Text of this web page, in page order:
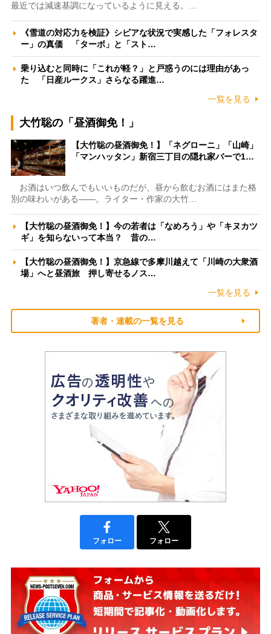
最近では減速基調になっているように見える。…
《雪道の対応力を検証》シビアな状況で実感した「フォレスタ
ー」の真価 「ターボ」と「スト…
乗り込むと同時に「これが軽？」と戸惑うのには理由があっ
た 「日産ルークス」さらなる躍進…
一覧を見る
大竹聡の「昼酒御免！」
【大竹聡の昼酒御免！】「ネグローニ」「山崎」
「マンハッタン」新宿三丁目の隠れ家バーで1…
お酒はいつ飲んでもいいものだが、昼から飲むお酒にはまた格
別の味わいがある――。ライター・作家の大竹…
【大竹聡の昼酒御免！】今の若者は「なめろう」や「キヌカツ
ギ」を知らないって本当？ 昔の…
【大竹聡の昼酒御免！】京急線で多摩川越えて「川崎の大衆酒
場」へと昼酒旅 押し寄せるノス…
一覧を見る
著者・連載の一覧を見る
フォロー フォロー